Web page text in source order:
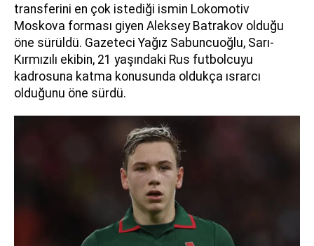
transferini en çok istediği ismin Lokomotiv
Moskova forması giyen Aleksey Batrakov olduğu
öne sürüldü. Gazeteci Yağız Sabuncuoğlu, Sarı-
Kırmızılı ekibin, 21 yaşındaki Rus futbolcuyu
kadrosuna katma konusunda oldukça ısrarcı
olduğunu öne sürdü.